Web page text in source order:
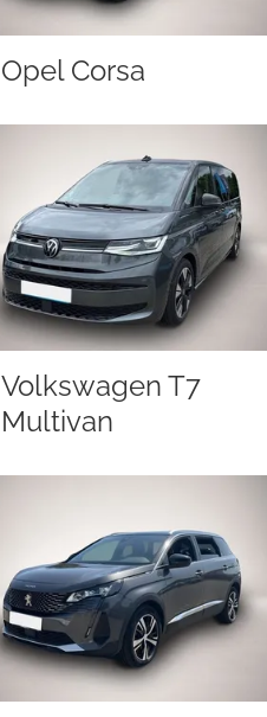
Opel Corsa
Volkswagen T7
Multivan